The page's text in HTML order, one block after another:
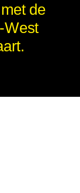
de
West